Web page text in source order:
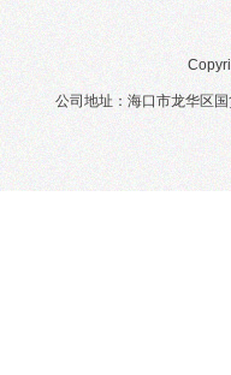
公司地址：海口市龙华区